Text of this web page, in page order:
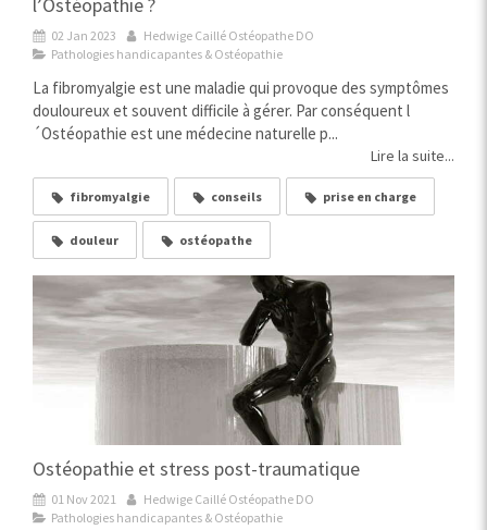
l’Ostéopathie ?
02 Jan 2023
Hedwige Caillé Ostéopathe DO
Pathologies handicapantes & Ostéopathie
La fibromyalgie est une maladie qui provoque des symptômes
douloureux et souvent difficile à gérer. Par conséquent l
´Ostéopathie est une médecine naturelle p...
Lire la suite...
fibromyalgie conseils prise en charge
douleur ostéopathe
Ostéopathie et stress post-traumatique
01 Nov 2021
Hedwige Caillé Ostéopathe DO
Pathologies handicapantes & Ostéopathie